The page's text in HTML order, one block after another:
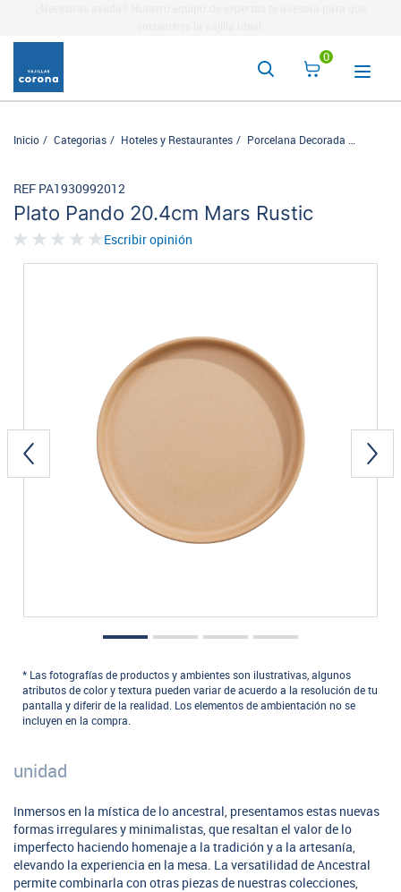
0
Inicio Categorias Hoteles y Restaurantes Porcelana Decorada
Plato Pando 20.4cm Mars Rustic
REF PA1930992012
Escribir opinión
* Las fotografías de productos y ambientes son ilustrativas, algunos
atributos de color y textura pueden variar de acuerdo a la resolución de tu
pantalla y diferir de la realidad. Los elementos de ambientación no se
incluyen en la compra.
unidad
Inmersos en la mística de lo ancestral, presentamos estas nuevas
formas irregulares y minimalistas, que resaltan el valor de lo
imperfecto haciendo homenaje a la tradición y a la artesanía,
elevando la experiencia en la mesa. La versatilidad de Ancestral
permite combinarla con otras piezas de nuestras colecciones,